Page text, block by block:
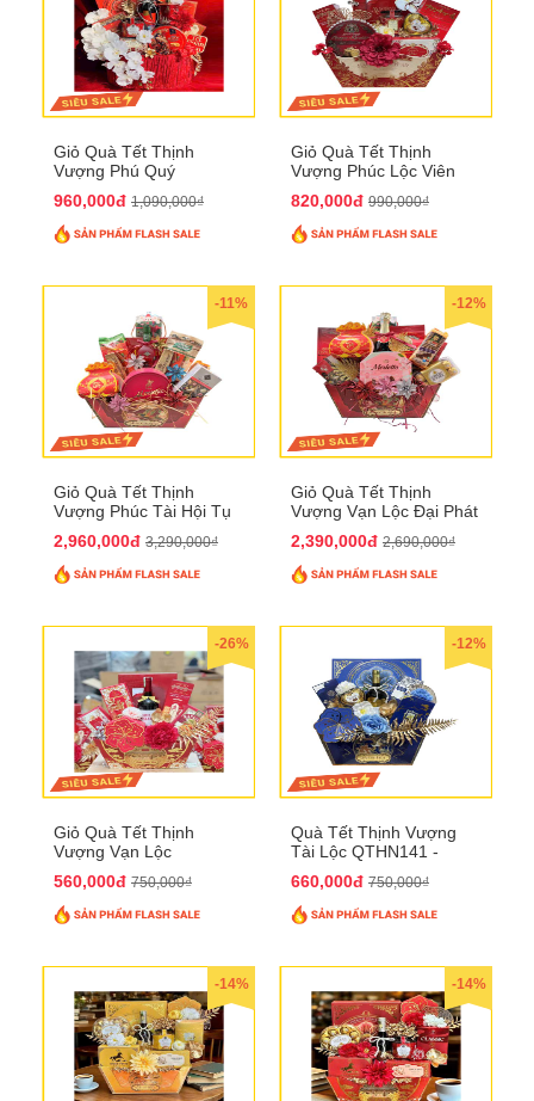
Giỏ Quà Tết Thịnh
Vượng Phú Quý
960,000đ 1,090,000₫
Giỏ Quà Tết Thịnh
Vượng Phúc Lộc Viên
820,000đ 990,000₫
-11%
Giỏ Quà Tết Thịnh
Vượng Phúc Tài Hội Tụ
2,960,000đ 3,290,000₫
-12%
Giỏ Quà Tết Thịnh
Vượng Vạn Lộc Đại Phát
2,390,000đ 2,690,000₫
-26%
Giỏ Quà Tết Thịnh
Vượng Vạn Lộc
560,000đ 750,000₫
-12%
Quà Tết Thịnh Vượng
Tài Lộc QTHN141 -
Thịnh Vượng
660,000đ 750,000₫
-14% -14%